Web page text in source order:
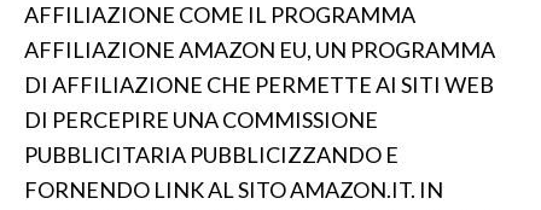
AFFILIAZIONE COME IL PROGRAMMA
AFFILIAZIONE AMAZON EU, UN PROGRAMMA
DI AFFILIAZIONE CHE PERMETTE AI SITI WEB
DI PERCEPIRE UNA COMMISSIONE
PUBBLICITARIA PUBBLICIZZANDO E
FORNENDO LINK AL SITO AMAZON.IT. IN